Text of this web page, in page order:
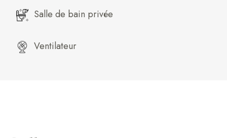
Salle de bain privée
Ventilateur